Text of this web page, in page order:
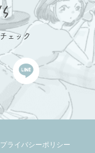
ェック
プライバシーポリシー